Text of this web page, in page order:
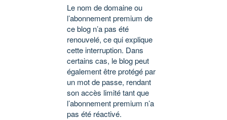
Le nom de domaine ou
l’abonnement premium de
ce blog n’a pas été
renouvelé, ce qui explique
cette interruption. Dans
certains cas, le blog peut
également être protégé par
un mot de passe, rendant
son accès limité tant que
l’abonnement premium n’a
pas été réactivé.